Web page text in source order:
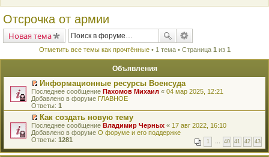
Отсрочка от армии
Новая тема
Отметить все темы как прочтённые• 1 тема • Страница 1 из 1
Объявления
П
е
р
е
й
т
и
к
е
Информационные ресурсы Военсуда
Последнее сообщение Пахомов Михаил « 04 мар 2025, 12:21
Добавлено в форуме ГЛАВНОЕ
Ответы: 1
П
е
р
й
Как создать новую тему
Последнее сообщение Владимир Черных « 17 авг 2022, 16:10
Добавлено в форуме О форуме и его поддержке
Ответы: 1281 1 … 40 41 42 43